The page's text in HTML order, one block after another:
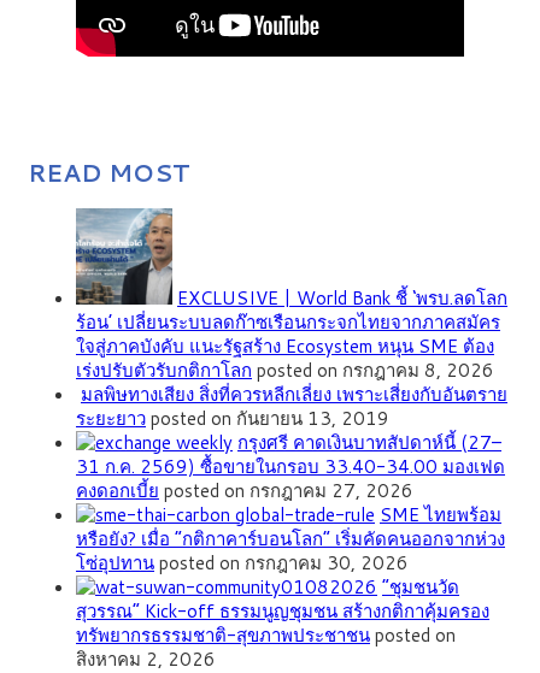
READ MOST
EXCLUSIVE | World Bank ชี้ ‘พรบ.ลดโลก
ร้อน’ เปลี่ยนระบบลดก๊าซเรือนกระจกไทยจากภาคสมัคร
ใจสู่ภาคบังคับ แนะรัฐสร้าง Ecosystem หนุน SME ต้อง
เร่งปรับตัวรับกติกาโลก posted on กรกฎาคม 8, 2026
มลพิษทางเสียง สิ่งที่ควรหลีกเลี่ยง เพราะเสี่ยงกับอันตราย
ระยะยาวposted on กันยายน 13, 2019
กรุงศรี คาดเงินบาทสัปดาห์นี้ (27–
31 ก.ค. 2569) ซื้อขายในกรอบ 33.40-34.00 มองเฟด
คงดอกเบี้ย posted on กรกฎาคม 27, 2026
SME ไทยพร้อม
หรือยัง? เมื่อ “กติกาคาร์บอนโลก” เริ่มคัดคนออกจากห่วง
โซ่อุปทานposted on กรกฎาคม 30, 2026
”ชุมชนวัด
สุวรรณ” Kick-off ธรรมนูญชุมชน สร้างกติกาคุ้มครอง
ทรัพยากรธรรมชาติ-สุขภาพประชาชนposted on
สิงหาคม 2, 2026